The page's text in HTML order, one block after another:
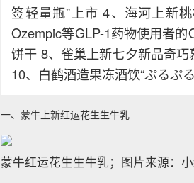
签轻量瓶”上市 4、海河上新
Ozempic等GLP-1药物使用者
饼干 8、雀巢上新七夕新品奇
10、白鹤酒造果冻酒饮“ぷるぷ
一、蒙牛上新红运花生生牛乳
蒙牛红运花生生牛乳；图片来源：